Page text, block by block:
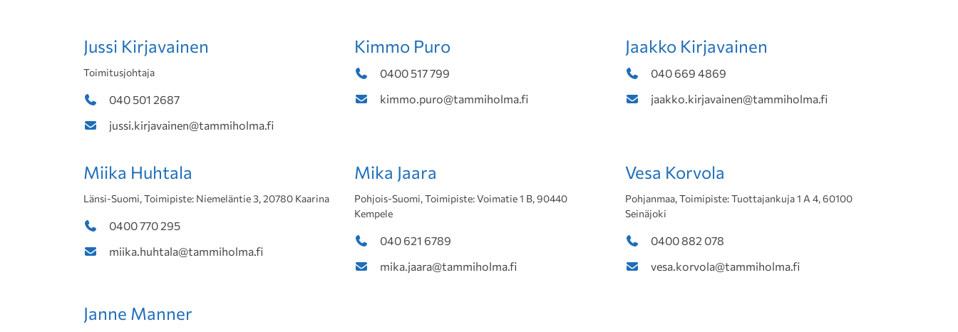
Jussi Kirjavainen
Toimitusjohtaja
040 501 2687
jussi.kirjavainen@tammiholma.fi
Kimmo Puro
0400 517 799
kimmo.puro@tammiholma.fi
Jaakko Kirjavainen
040 669 4869
jaakko.kirjavainen@tammiholma.fi
Miika Huhtala
Länsi-Suomi, Toimipiste: Niemeläntie 3, 20780 Kaarina
0400 770 295
miika.huhtala@tammiholma.fi
Mika Jaara
Pohjois-Suomi, Toimipiste: Voimatie 1 B, 90440
Kempele
040 621 6789
mika.jaara@tammiholma.fi
Vesa Korvola
Pohjanmaa, Toimipiste: Tuottajankuja 1 A 4, 60100
Seinäjoki
0400 882 078
vesa.korvola@tammiholma.fi
Janne Manner